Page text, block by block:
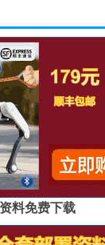
料免费下载